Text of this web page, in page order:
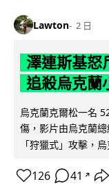
Lawton 2 日
澤連斯基怒
追殺烏克蘭
烏克蘭克爾松一名
傷，影片由烏克蘭
「狩獵式」攻擊，
126 41 ↗